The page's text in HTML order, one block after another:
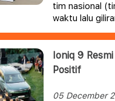
tim nasional
waktu lalu
digandeng
Ioniq 9
Positif
05 December